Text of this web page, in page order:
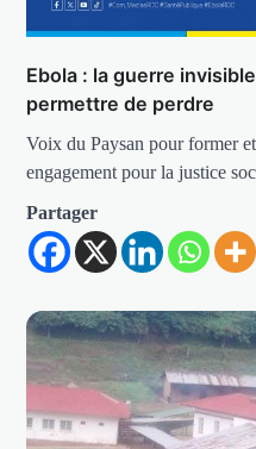
Ebola : la guerre
permettre de perdre
Voix du Paysan pour former
engagement pour la justice
Partager